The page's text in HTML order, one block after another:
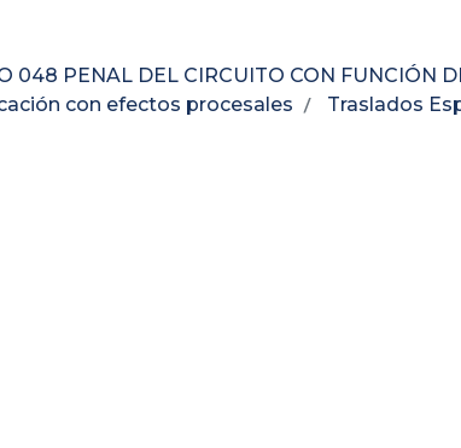
048 PENAL DEL CIRCUITO CON FUNCIÓN
con efectos procesales
Traslados